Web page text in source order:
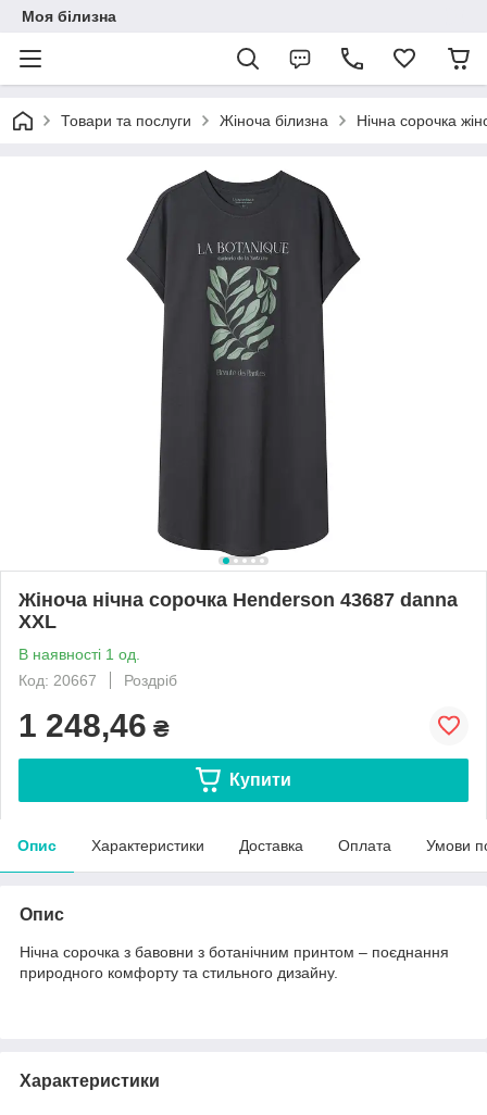
Моя білизна
Товари та послуги Жіноча білизна Нічна сорочка
Жіноча нічна сорочка Henderson 43687 danna
XXL
В наявності 1 од.
Код: 20667
Роздріб
1 248,46 ₴
Купити
Опис Характеристики Доставка Оплата Умови
Опис
Нічна сорочка з бавовни з ботанічним принтом – поєднання
природного комфорту та стильного дизайну.
Характеристики